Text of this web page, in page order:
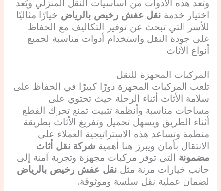
وتعد هذه الأدوات من أساسيات النقل المنزلي ويُعد
اختيار خدمة نقل عفش رخيص بالرياض خيارًا مثاليًا
للأسر التي تبحث عن توفير التكاليف مع الحفاظ
على جودة النقل واستخدام أدوات مناسبة لجميع
أنواع الأثاث
المركبات المجهزة للنقل
تلعب المركبات المجهزة دورًا كبيرًا في الحفاظ على
سلامة الأثاث أثناء الرحلة حيث تحتوي على
مساحات مناسبة وأنظمة تثبيت تمنع تحرك القطع
أثناء الطريق ويسهل تحميل وتفريغ الأثاث بطريقة
منظمة وتساعد هذه الاستراتيجية العملاء على
الانتقال بأمان ويبرز هنا أهمية شركة نقل أثاث
مضمونة التي توفر مركبات مجهزة وتجربة آمنة إلى
جانب خيارات مرنة مثل نقل عفش رخيص بالرياض
لضمان عملية نقل سلسة وموثوقة.